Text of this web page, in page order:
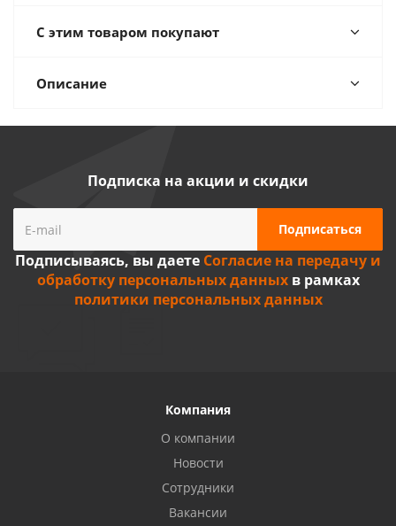
С этим товаром покупают
Описание
Подписка на акции и скидки
Подписываясь, вы даете Согласие на передачу и
обработку персональных данныхв рамках
политики персональных данных
Компания
О компании
Новости
Сотрудники
Вакансии